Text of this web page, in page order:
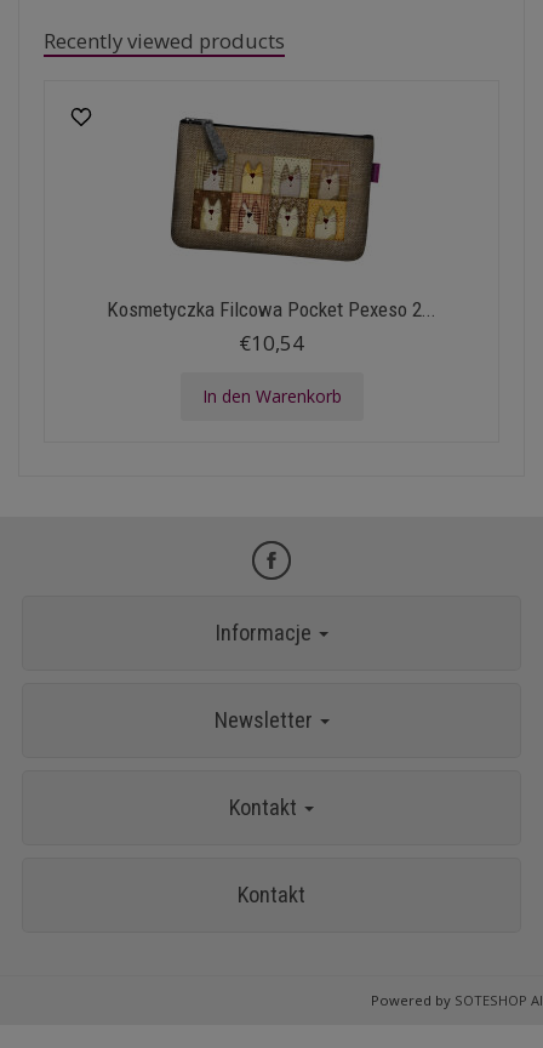
Recently viewed products
Kosmetyczka Filcowa Pocket Pexeso 2...
€10,54
In den Warenkorb
Informacje
Newsletter
Kontakt
Kontakt
Powered by SOTESHOP AI